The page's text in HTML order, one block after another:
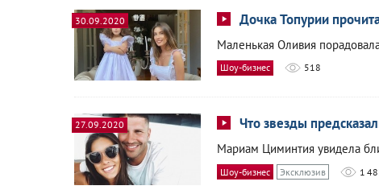
30.09.2020 Дочка Топурии
Маленькая Оливия
Шоу-бизнес 518
27.09.2020 Что звезды
Мариам Циминтия увидела
Шоу-бизнес Эксклюзив 1